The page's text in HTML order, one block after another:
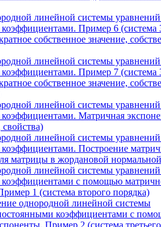
линейной системы
Пример 6 (система
собственное значение,
линейной системы
Пример 7 (система
собственное значение,
линейной системы
Матричная
линейной системы
Построение
матрицы в жордановой
линейной системы
с помощью
1 (система второго порядка)
однородной линейной системы
коэффициентами с
Пример 2 (система третьего